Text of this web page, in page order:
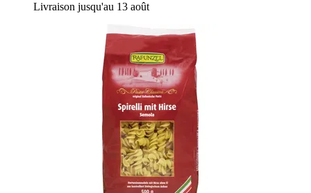
Livraison jusqu'au 13 août